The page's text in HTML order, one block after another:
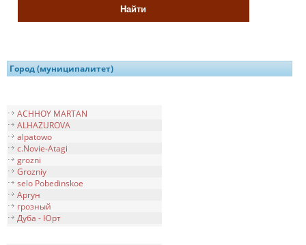
Город (муниципалитет)
ACHHOY MARTAN
ALHAZUROVA
alpatowo
c.Novie-Atagi
grozni
Grozniy
selo Pobedinskoe
Аргун
грозный
Дуба - Юрт